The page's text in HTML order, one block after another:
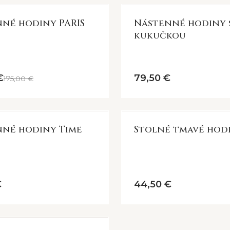
hodiny PARIS
175,00 €
Nástenné hodiny
kukučkou
79,50 €
hodiny Time Stolné tmavé
44,50 €